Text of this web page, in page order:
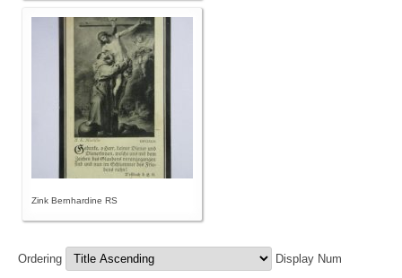
Zink Bernhardine RS
Ordering Display Num